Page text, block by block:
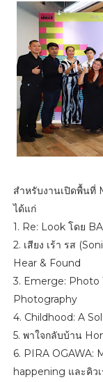
สำหรับงานเปิดพื้นที่
ได้แก่
1. Re: Look โดย
2. เสียง เร้า รส
Hear & Found
3. Emerge: Photo
Photography
4. Childhood: A
5. พาใจกลับบ้าน
6. PIRA OGAWA:
happening และคิว